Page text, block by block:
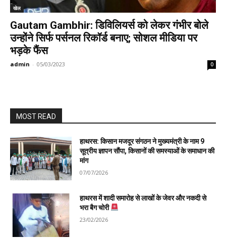
खेल
Gautam Gambhir: डिविलियर्स को लेकर गंभीर बोले
उन्होंने सिर्फ पर्सनल रिकॉर्ड बनाए; सोशल मीडिया पर
भड़के फैंस
admin - 05/03/2023 0
MOST READ
हाथरस: किसान मजदूर संगठन ने मुख्यमंत्री के नाम 9
सूत्रीय ज्ञापन सौंपा, किसानों की समस्याओं के समाधान की
मांग
07/07/2026
हाथरस में शादी समारोह से लाखों के जेवर और नकदी से
भरा बैग चोरी
23/02/2026